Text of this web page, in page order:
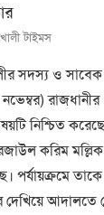
টাইমস
সদস্য ও
নিশ্চিত
করিম
পর্যায়ক্রমে
আদালতে